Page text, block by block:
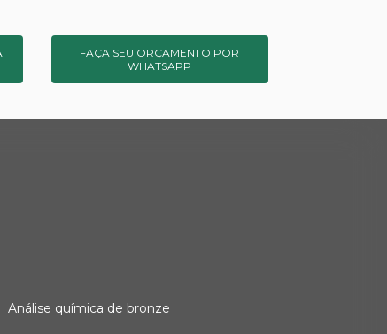
FAÇA SEU ORÇAMENTO POR
WHATSAPP
análise química de bronze